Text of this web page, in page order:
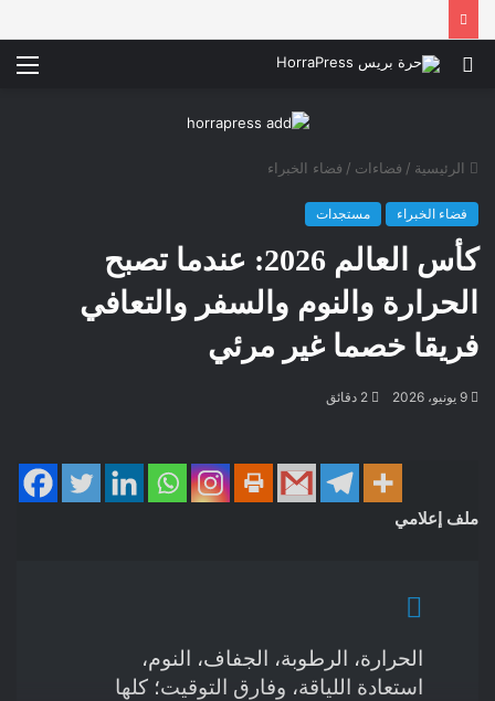
بحث
الرئيسية / فضاءات / فضاء الخبراء
فضاء الخبراء مستجدات
كأس العالم 2026: عندما تصبح
الحرارة والنوم والسفر والتعافي
فريقا خصما غير مرئي
9 يونيو، 2026
ملف إعلامي
الحرارة، الرطوبة، الجفاف، النوم،
استعادة اللياقة، وفارق التوقيت؛ كلها